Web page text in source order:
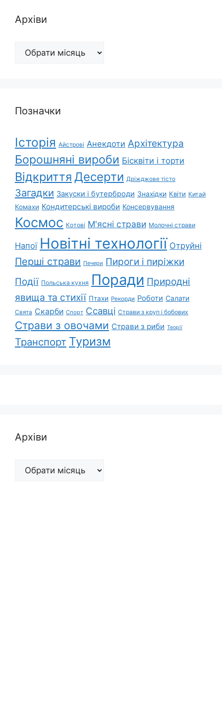
Архіви
Архіви
Позначки
Історія Айстрові Анекдоти Архітектура
Борошняні вироби Бісквіти і торти
Відкриття Десерти Дріжджове тісто
Загадки Закуски і бутерброди Знахідки Квіти Китай
Комахи Кондитерські вироби Консервування
Космос Котові М'ясні страви Молочні страви
Напої Новітні технології Отруйні
Перші страви Печери Пироги і пиріжки
Події Польська кухня Поради Природні
явища та стихії Птахи Рекорди Роботи Салати
Свята Скарби Спорт Ссавці Страви з круп і бобових
Страви з овочами Страви з риби Теорії
Транспорт Туризм
Архіви
Архіви